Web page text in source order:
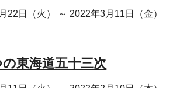
22日（火） ～ 2022年3月11日（金）
東海道五十三次